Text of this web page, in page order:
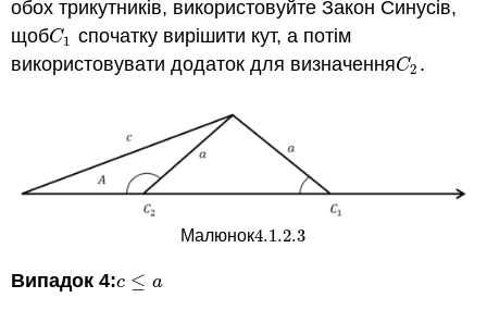
обох трикутників, використовуйте Закон Синусів,
щобC1
C1 спочатку вирішити кут, а потім
використовувати додаток для визначенняC2
C2.
Малюнок4.1.2.3
4.1.2.3
Випадок 4:c ≤ a
c ≤a